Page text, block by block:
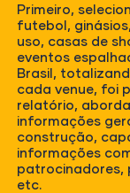
Primeiro,
futebol,
uso, casas de
eventos
Brasil,
cada venue, foi
relatório,
informações
construção,
informações
patrocinadores,
etc.